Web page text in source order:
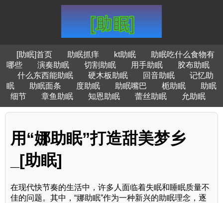
[助眠]首页 助眠抓痒 kt助眠
助眠吃什么食物有
哪些
演奏助眠 切割助眠 用手助眠
胶布助眠
什么东西能助眠
硬木板助眠 回音助眠
记忆助
眠
助眠面条 度助眠 助眠嘴巴 栀助眠
助眠
细节
章鱼助眠 知恩助眠 蕾丝助眠 允助眠
用“娜助眠”打造甜美梦乡
_[助眠]
在现代快节奏的生活中，许多人面临着失眠和睡眠质量不
佳的问题。其中，“娜助眠”作为一种新兴的助眠理念，逐